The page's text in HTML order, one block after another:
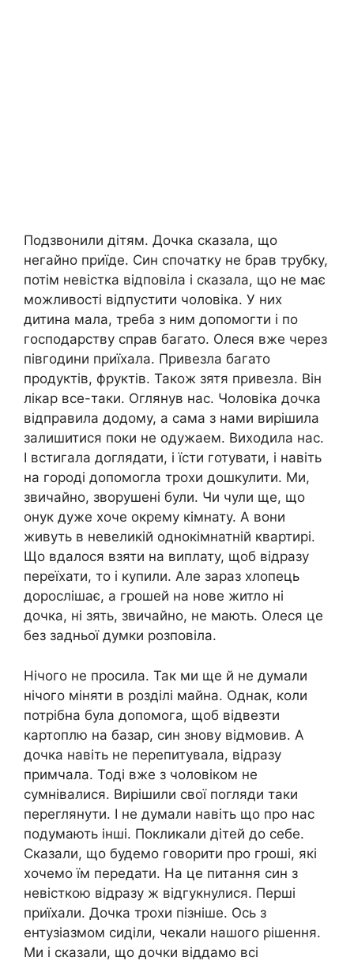
Подзвонили дітям. Дочка сказала, що
негайно приїде. Син спочатку не брав трубку,
потім невістка відповіла і сказала, що не має
можливості відпустити чоловіка. У них
дитина мала, треба з ним допомогти і по
господарству справ багато. Олеся вже через
півгодини приїхала. Привезла багато
продуктів, фруктів. Також зятя привезла. Він
лікар все-таки. Оглянув нас. Чоловіка дочка
відправила додому, а сама з нами вирішила
залишитися поки не одужаем. Виходила нас.
І встигала доглядати, і їсти готувати, і навіть
на городі допомогла трохи дошкулити. Ми,
звичайно, зворушені були. Чи чули ще, що
онук дуже хоче окрему кімнату. А вони
живуть в невеликій однокімнатній квартирі.
Що вдалося взяти на виплату, щоб відразу
переїхати, то і купили. Але зараз хлопець
дорослішає, а грошей на нове житло ні
дочка, ні зять, звичайно, не мають. Олеся це
без задньої думки розповіла.
Нічого не просила. Так ми ще й не думали
нічого міняти в розділі майна. Однак, коли
потрібна була допомога, щоб відвезти
картоплю на базар, син знову відмовив. А
дочка навіть не перепитувала, відразу
примчала. Тоді вже з чоловіком не
сумнівалися. Вирішили свої погляди таки
переглянути. І не думали навіть що про нас
подумають інші. Покликали дітей до себе.
Сказали, що будемо говорити про гроші, які
хочемо їм передати. На це питання син з
невісткою відразу ж відгукнулися. Перші
приїхали. Дочка трохи пізніше. Ось з
ентузіазмом сиділи, чекали нашого рішення.
Ми і сказали, що дочки віддамо всі